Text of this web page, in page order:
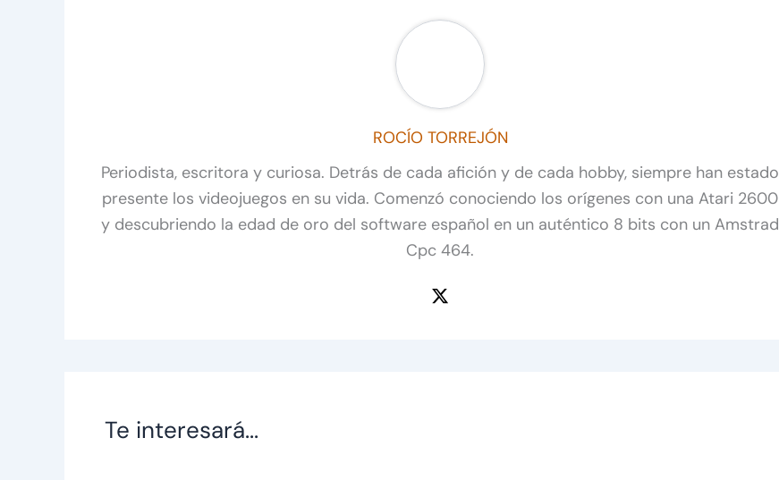
ROCÍO TORREJÓN
Periodista, escritora y curiosa. Detrás de cada afición y de cada hobby, siempre han estado
presente los videojuegos en su vida. Comenzó conociendo los orígenes con una Atari 2600
y descubriendo la edad de oro del software español en un auténtico 8 bits con un Amstrad
Cpc 464.
Te interesará...